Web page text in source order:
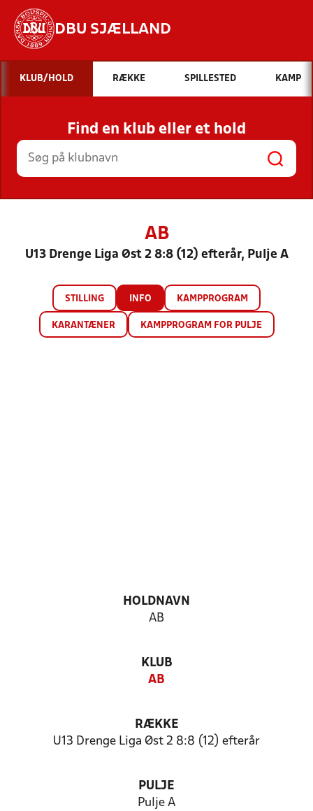
DBU SJÆLLAND
Hvad vil du søge efter?
INDHOLD OG NYHEDER
STILLINGER, RESULTATER, KLUBBER OG
HOLD
KLUB/HOLD RÆKKE SPILLESTED KAMP
Find en klub eller et hold
AB
U13 Drenge Liga Øst 2 8:8 (12) efterår, Pulje A
STILLING INFO KAMPPROGRAM
KARANTÆNER KAMPPROGRAM FOR PULJE
HOLDNAVN
AB
KLUB
AB
RÆKKE
U13 Drenge Liga Øst 2 8:8 (12) efterår
PULJE
Pulje A